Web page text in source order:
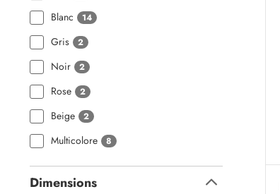
Blanc 14
Gris 2
Noir 2
Rose 2
Beige 2
Multicolore 8
Dimensions Replier